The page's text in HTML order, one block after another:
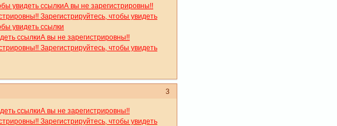
увидеть ссылкиА вы не зарегистрировны!!
Зарегистрируйтесь, чтобы увидеть
увидеть ссылки
ссылкиА вы не зарегистрировны!!
Зарегистрируйтесь, чтобы увидеть
3
ссылкиА вы не зарегистрировны!!
Зарегистрируйтесь, чтобы увидеть